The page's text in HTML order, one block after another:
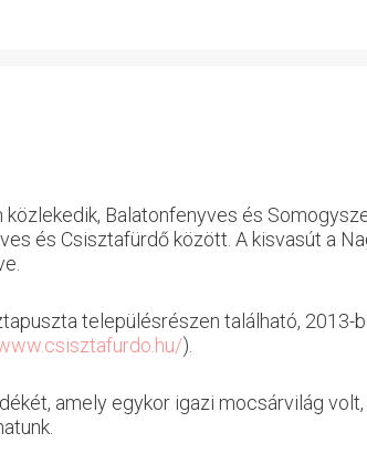
Balatonfenyves és
és Csisztafürdő között. A kisvasút a
településrészen található,
).
amely egykor igazi mocsárvilág volt,